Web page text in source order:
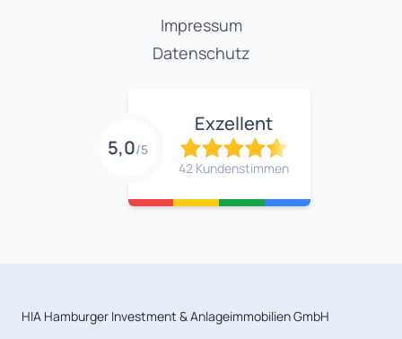
Impressum
Datenschutz
5,0/5
Exzellent
42 Kundenstimmen
HIA Hamburger Investment & Anlageimmobilien GmbH